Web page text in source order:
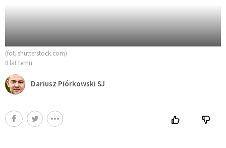
(fot. shutterstock.com)
8 lat temu
Dariusz Piórkowski SJ